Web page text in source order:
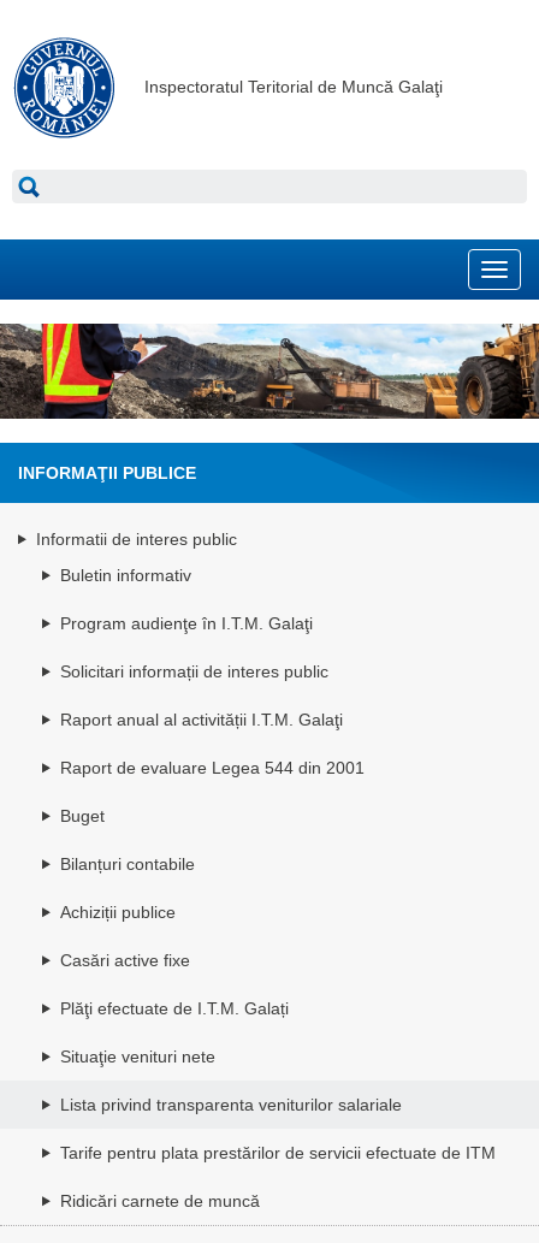
Inspectoratul Teritorial de Muncă Galaţi
INFORMAŢII PUBLICE
Informatii de interes public
Buletin informativ
Program audienţe în I.T.M. Galaţi
Solicitari informații de interes public
Raport anual al activității I.T.M. Galaţi
Raport de evaluare Legea 544 din 2001
Buget
Bilanțuri contabile
Achiziții publice
Casări active fixe
Plăţi efectuate de I.T.M. Galați
Situaţie venituri nete
Lista privind transparenta veniturilor salariale
Tarife pentru plata prestărilor de servicii efectuate de ITM
Ridicări carnete de muncă